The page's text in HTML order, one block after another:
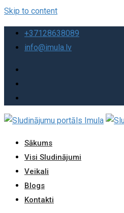
Skip to content
+37128638089
info@imula.lv
Sākums
Visi Sludinājumi
Veikali
Blogs
Kontakti